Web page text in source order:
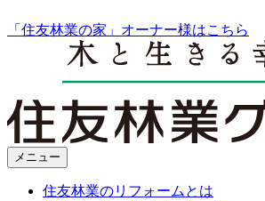
「住友林業の家」オーナー様はこちら
メニュー
住友林業のリフォームとは